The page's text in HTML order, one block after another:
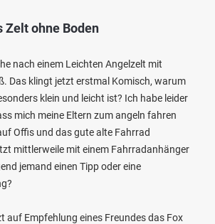
Zelt ohne Boden
nach einem Leichten Angelzelt mit
Das klingt jetzt erstmal Komisch, warum
klein und leicht ist? Ich habe leider
mich meine Eltern zum angeln fahren
Offis und das gute alte Fahrrad
mittlerweile mit einem Fahrradanhänger
jemand einen Tipp oder eine
auf Empfehlung eines Freundes das Fox